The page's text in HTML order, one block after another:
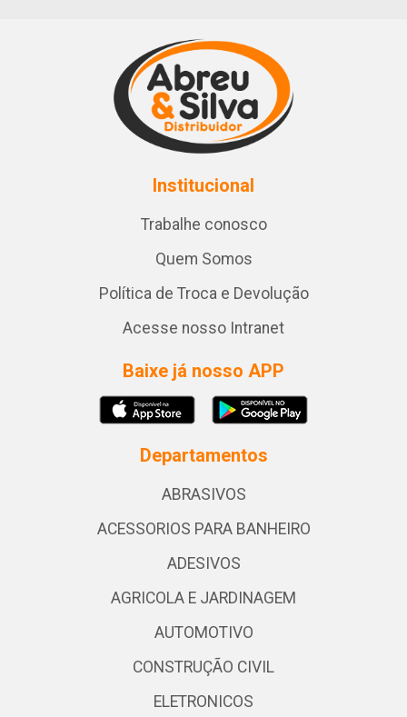
Institucional
Trabalhe conosco
Quem Somos
Política de Troca e Devolução
Acesse nosso Intranet
Baixe já nosso APP
Departamentos
ABRASIVOS
ACESSORIOS PARA BANHEIRO
ADESIVOS
AGRICOLA E JARDINAGEM
AUTOMOTIVO
CONSTRUÇÃO CIVIL
ELETRONICOS